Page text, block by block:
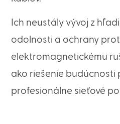
Ich neustály vývoj z
odolnosti a ochrany
elektromagnetickému
ako riešenie budúcnosti
profesionálne sieťové